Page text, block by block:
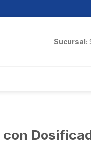
Sucursal: